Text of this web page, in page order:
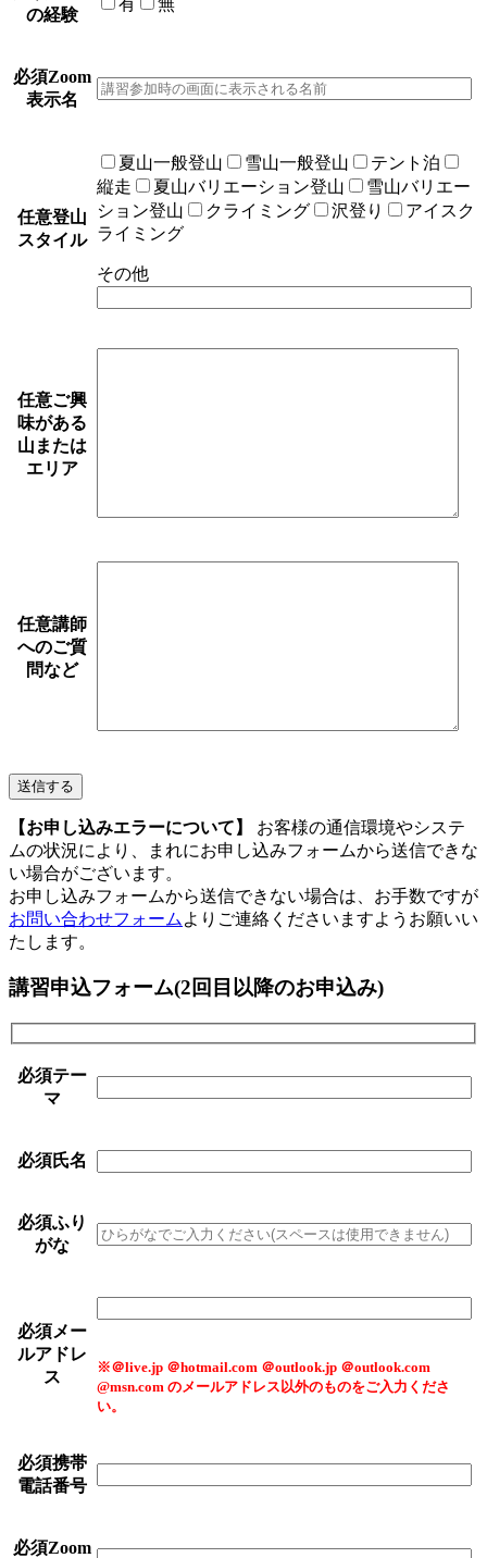
の経験
必須Zoom
表示名
任意登山
スタイル
夏山一般登山 雪山一般登山
テント泊
縦走
夏山バリエーション登山
雪山バリエー
ション登山
クライミング 沢登り
アイスク
ライミング
その他
任意ご興
味がある
山または
エリア
任意講師
へのご質
問など
【お申し込みエラーについて】
お客様の通信環境やシステ
ムの状況により、まれにお申し込みフォームから送信できな
い場合がございます。
お申し込みフォームから送信できない場合は、お手数ですが
お問い合わせフォーム よりご連絡くださいますようお願いい
たします。
講習申込フォーム(2回目以降のお申込み)
必須テー
マ
必須氏名
必須ふり
がな
必須メー
ルアドレ
ス
※＠live.jp ＠hotmail.com ＠outlook.jp ＠outlook.com
@msn.com のメールアドレス以外のものをご入力くださ
い。
必須携帯
電話番号
必須Zoom